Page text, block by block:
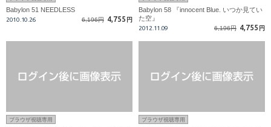
Babylon 51 NEEDLESS
2010.10.26 6,196円 4,755 円
Babylon 58 『innocent Blue. いつか見てい
た空』
2012.11.09 6,196円 4,755 円
ブラウザ視聴専用 ブラウザ視聴専用